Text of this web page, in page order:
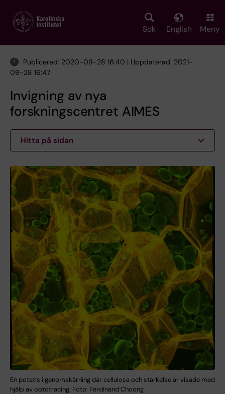
main
Sök English Meny
Publicerad: 2020-09-28 16:40 | Uppdaterad: 2021-
09-28 16:47
Invigning av nya
forskningscentret AIMES
Hitta på sidan
En potatis i genomskärning där cellulosa och stärkelse är visade med
hjälp av optotracing. Foto: Ferdinand Choong